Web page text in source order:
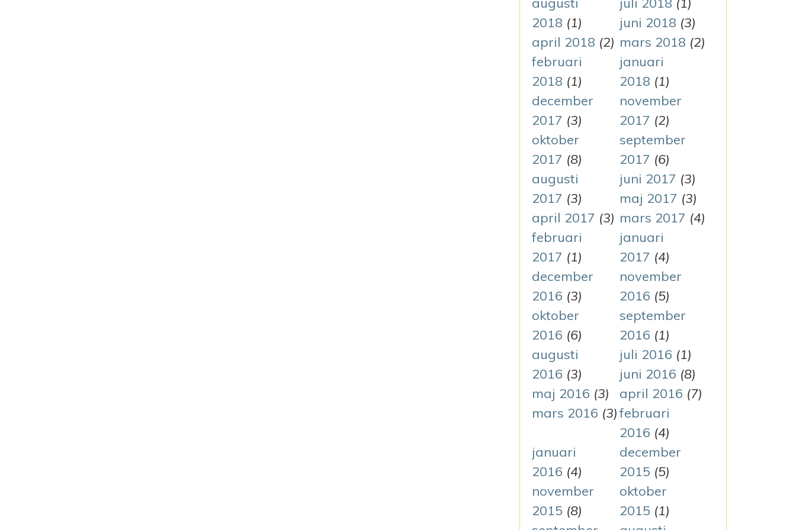
2018 (1)
juni 2018 (3)
april 2018 (2) mars 2018 (2)
februari
2018 (1)
januari
2018 (1)
december
2017 (3)
november
2017 (2)
oktober
2017 (8)
september
2017 (6)
augusti
2017 (3)
juni 2017 (3)
maj 2017 (3)
april 2017 (3) mars 2017 (4)
februari
2017 (1)
januari
2017 (4)
december
2016 (3)
november
2016 (5)
oktober
2016 (6)
september
2016 (1)
augusti
2016 (3)
juli 2016 (1)
juni 2016 (8)
maj 2016 (3) april 2016 (7)
mars 2016 (3)februari
2016 (4)
januari
2016 (4)
december
2015 (5)
november
2015 (8)
oktober
2015 (1)